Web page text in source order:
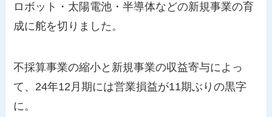
ロボット・太陽電池・半導体などの新規事業の育
成に舵を切りました。
不採算事業の縮小と新規事業の収益寄与によっ
て、24年12月期には営業損益が11期ぶりの黒字
に。